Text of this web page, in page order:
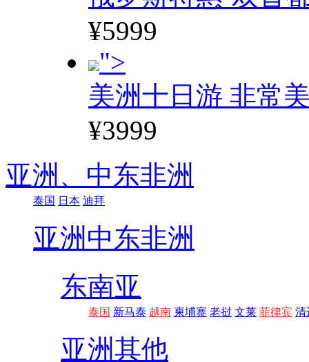
¥5999
">
美洲十日游 非常
¥3999
亚洲、 中东非洲
泰国 日本 迪拜
亚洲 中东非洲
东南亚
泰国 新马泰 越南 柬埔寨 老挝 文莱 菲律宾 清
亚洲其他